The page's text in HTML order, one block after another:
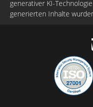
generativer KI-
generierten Inhalte